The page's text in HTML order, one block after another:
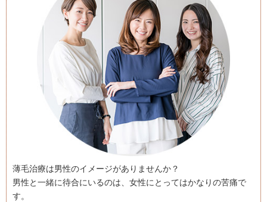
薄毛治療は男性のイメージがありませんか？
男性と一緒に待合にいるのは、女性にとってはかなりの苦痛で
す。